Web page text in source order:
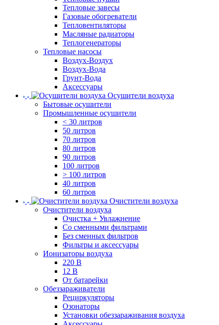
Тепловые завесы
Газовые обогреватели
Тепловентиляторы
Масляные радиаторы
Теплогенераторы
Тепловые насосы
Воздух-Воздух
Воздух-Вода
Грунт-Вода
Аксессуары
Осушители воздуха
Бытовые осушители
Промышленные осушители
< 30 литров
50 литров
70 литров
80 литров
90 литров
100 литров
> 100 литров
40 литров
60 литров
Очистители воздуха
Очистители воздуха
Очистка + Увлажнение
Cо сменными фильтрами
Без сменных фильтров
Фильтры и аксессуары
Ионизаторы воздуха
220 В
12 В
От батарейки
Обеззараживатели
Рециркуляторы
Озонаторы
Установки обеззараживания воздуха